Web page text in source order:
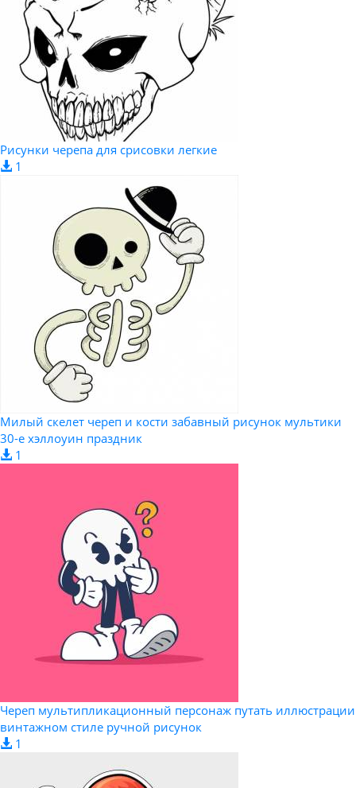
Рисунки черепа для срисовки легкие
1
Милый скелет череп и кости забавный рисунок мультики
30-е хэллоуин праздник
1
Череп мультипликационный персонаж путать иллюстрации
винтажном стиле ручной рисунок
1